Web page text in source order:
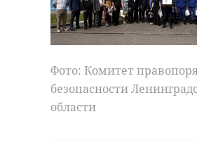
Фото: Комитет
безопасности
области